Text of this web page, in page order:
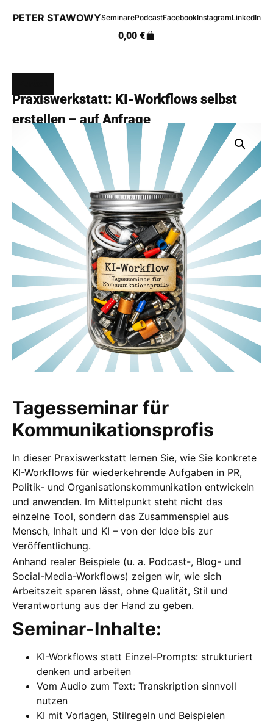
PETER STAWOWYSeminarePodcastFacebookInstagramLinkedIn
0,00 €
Praxiswerkstatt: KI-Workflows selbst
erstellen – auf Anfrage
Tagesseminar für
Kommunikationsprofis
In dieser Praxiswerkstatt lernen Sie, wie Sie konkrete
KI-Workflows für wiederkehrende Aufgaben in PR,
Politik- und Organisationskommunikation entwickeln
und anwenden. Im Mittelpunkt steht nicht das
einzelne Tool, sondern das Zusammenspiel aus
Mensch, Inhalt und KI – von der Idee bis zur
Veröffentlichung.
Anhand realer Beispiele (u. a. Podcast-, Blog- und
Social-Media-Workflows) zeigen wir, wie sich
Arbeitszeit sparen lässt, ohne Qualität, Stil und
Verantwortung aus der Hand zu geben.
Seminar-Inhalte:
KI-Workflows statt Einzel-Prompts: strukturiert
denken und arbeiten
Vom Audio zum Text: Transkription sinnvoll
nutzen
KI mit Vorlagen, Stilregeln und Beispielen